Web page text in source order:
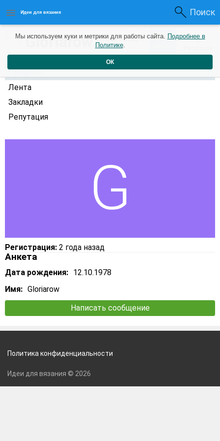
Идеи для вязания Поиск
Gloriarow2 года назад 0 0
Профиль
Лента
Закладки
Репутация
Регистрация: 2 года назад
Анкета
Дата рождения: 12.10.1978
Имя: Gloriarow
Написать сообщение
Мы используем куки и метрики для работы сайта. Подробнее в
Политике.
ОК
Политика конфиденциальности
Идеи для вязания © 2026